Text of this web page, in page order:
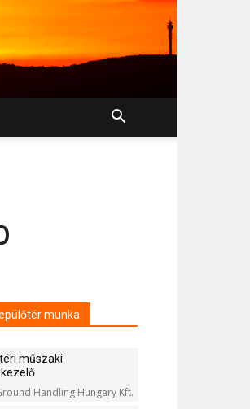
munka
műszaki
Handling Hungary Kft.